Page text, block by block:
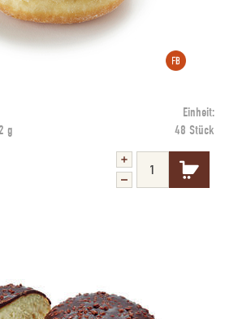
Einheit:
g 48 Stück